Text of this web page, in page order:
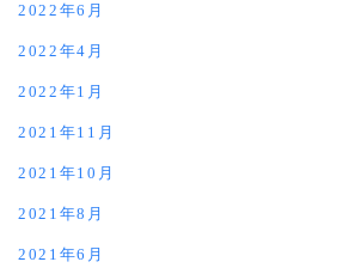
2022年6月
2022年4月
2022年1月
2021年11月
2021年10月
2021年8月
2021年6月